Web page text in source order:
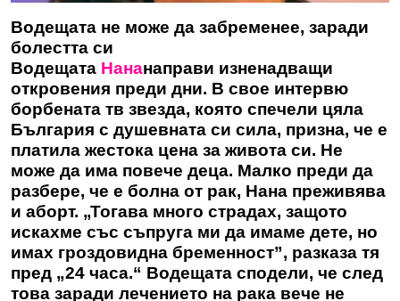
Водещата не може да забременее, заради
болестта си
Водещата Нананаправи изненадващи
откровения преди дни. В свое интервю
борбената тв звезда, която спечели цяла
България с душевната си сила, призна, че е
платила жестока цена за живота си. Не
може да има повече деца. Малко преди да
разбере, че е болна от рак, Нана преживява
и аборт. „Тогава много страдах, защото
искахме със съпруга ми да имаме дете, но
имах гроздовидна бременност”, разказа тя
пред „24 часа.“ Водещата сподели, че след
това заради лечението на рака вече не